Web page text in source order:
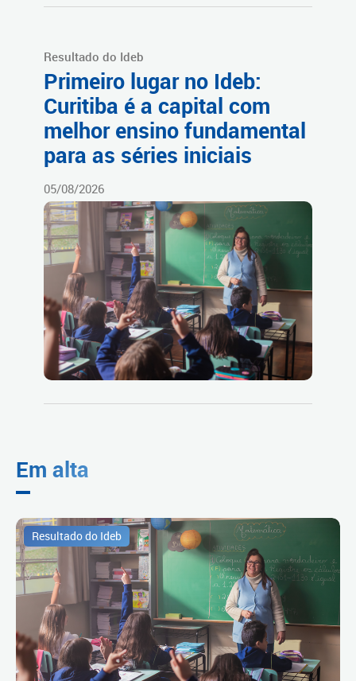
Resultado do Ideb
Primeiro lugar no Ideb:
Curitiba é a capital com
melhor ensino fundamental
para as séries iniciais
05/08/2026
Em alta
Resultado do Ideb